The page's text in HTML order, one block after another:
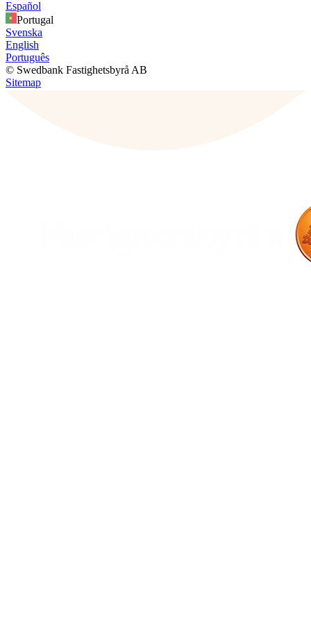
Español
Portugal
Svenska
English
Português
© Swedbank Fastighetsbyrå AB
Sitemap